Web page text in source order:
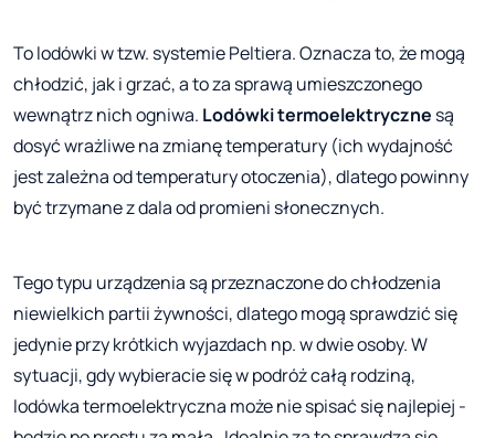
To lodówki w tzw. systemie Peltiera. Oznacza to, że mogą
chłodzić, jak i grzać, a to za sprawą umieszczonego
wewnątrz nich ogniwa. Lodówki termoelektryczne są
dosyć wrażliwe na zmianę temperatury (ich wydajność
jest zależna od temperatury otoczenia), dlatego powinny
być trzymane z dala od promieni słonecznych.
Tego typu urządzenia są przeznaczone do chłodzenia
niewielkich partii żywności, dlatego mogą sprawdzić się
jedynie przy krótkich wyjazdach np. w dwie osoby. W
sytuacji, gdy wybieracie się w podróż całą rodziną,
lodówka termoelektryczna może nie spisać się najlepiej -